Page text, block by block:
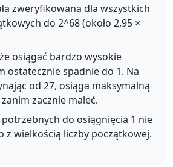
zweryfikowana dla wszystkich
do 2^68 (około 2,95 ×
osiągać bardzo wysokie
ostatecznie spadnie do 1. Na
od 27, osiąga maksymalną
zacznie maleć.
do osiągnięcia 1 nie
z wielkością liczby początkowej.